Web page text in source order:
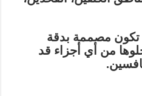
مصممة بدقة
من أي أجزاء قد